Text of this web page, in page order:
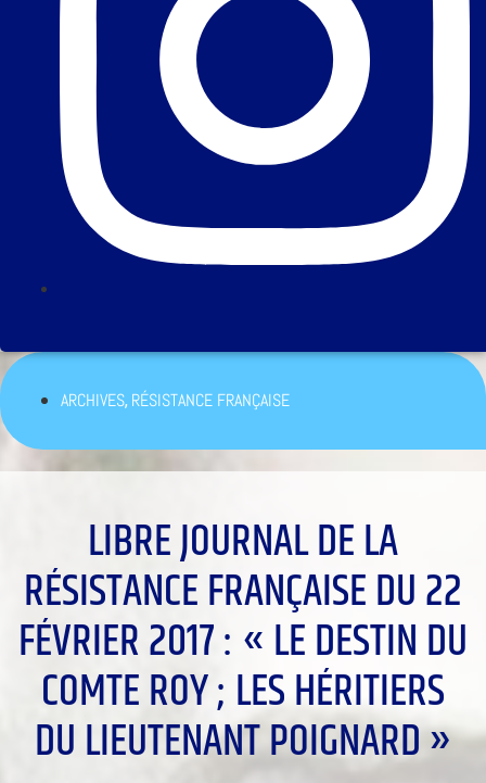
ARCHIVES,RÉSISTANCE FRANÇAISE
LIBRE JOURNAL DE LA
RÉSISTANCE FRANÇAISE DU 22
FÉVRIER 2017 : « LE DESTIN DU
COMTE ROY ; LES HÉRITIERS
DU LIEUTENANT POIGNARD »